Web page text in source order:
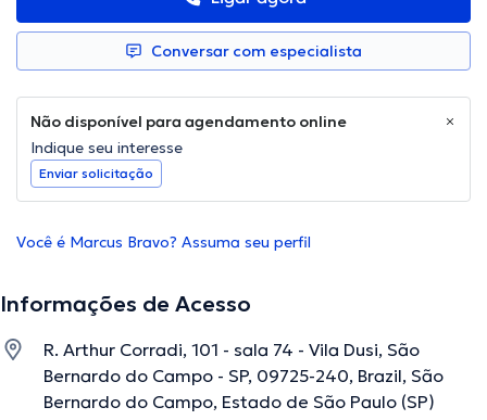
Conversar com especialista
Não disponível para agendamento online
Indique seu interesse
Enviar solicitação
Você é Marcus Bravo? Assuma seu perfil
Informações de Acesso
R. Arthur Corradi, 101 - sala 74 - Vila Dusi, São
Bernardo do Campo - SP, 09725-240, Brazil, São
Bernardo do Campo, Estado de São Paulo (SP)